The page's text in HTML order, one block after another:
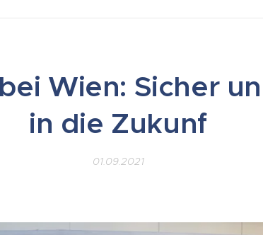
Wien: Sicher
in die Zukunf
01.09.2021